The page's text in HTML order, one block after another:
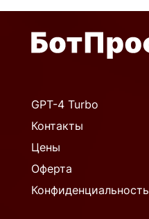
GPT-4 Turbo
Контакты
Цены
Оферта
Конфиденциальность